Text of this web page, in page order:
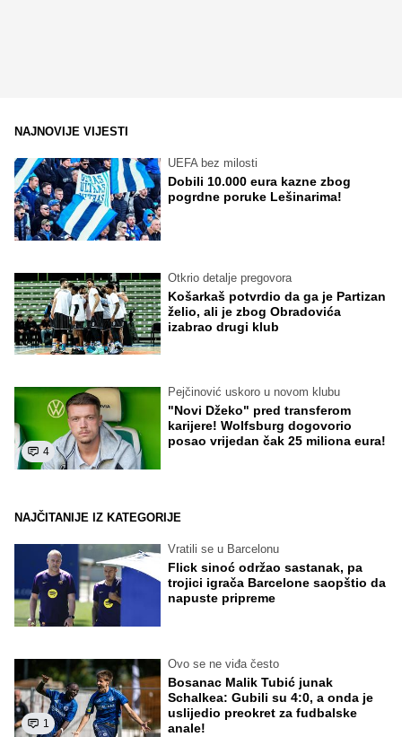
NAJNOVIJE VIJESTI
UEFA bez milosti
Dobili 10.000 eura kazne zbog
pogrdne poruke Lešinarima!
Otkrio detalje pregovora
Košarkaš potvrdio da ga je Partizan
želio, ali je zbog Obradovića
izabrao drugi klub
4
Pejčinović uskoro u novom klubu
"Novi Džeko" pred transferom
karijere! Wolfsburg dogovorio
posao vrijedan čak 25 miliona eura!
NAJČITANIJE IZ KATEGORIJE
Vratili se u Barcelonu
Flick sinoć održao sastanak, pa
trojici igrača Barcelone saopštio da
napuste pripreme
1
Ovo se ne viđa često
Bosanac Malik Tubić junak
Schalkea: Gubili su 4:0, a onda je
uslijedio preokret za fudbalske
anale!